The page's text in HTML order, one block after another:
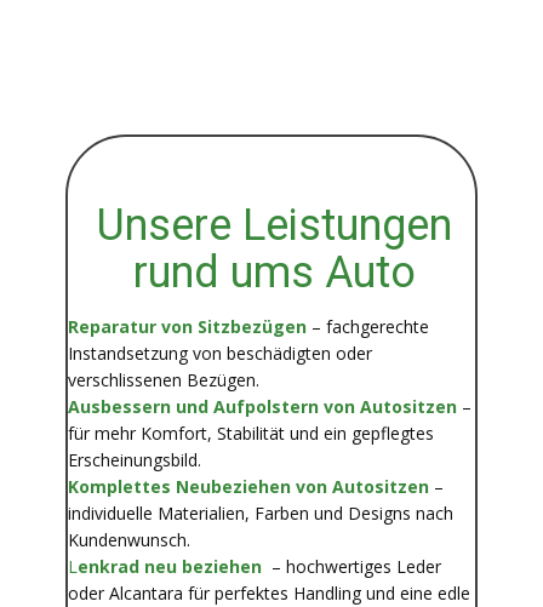
Unsere Leistungen
rund ums Auto
Reparatur von Sitzbezügen – fachgerechte
Instandsetzung von beschädigten oder
verschlissenen Bezügen.
Ausbessern und Aufpolstern von Autositzen –
für mehr Komfort, Stabilität und ein gepflegtes
Erscheinungsbild.
Komplettes Neubeziehen von Autositzen –
individuelle Materialien, Farben und Designs nach
Kundenwunsch.
Lenkrad neu beziehen – hochwertiges Leder
oder Alcantara für perfektes Handling und eine edle